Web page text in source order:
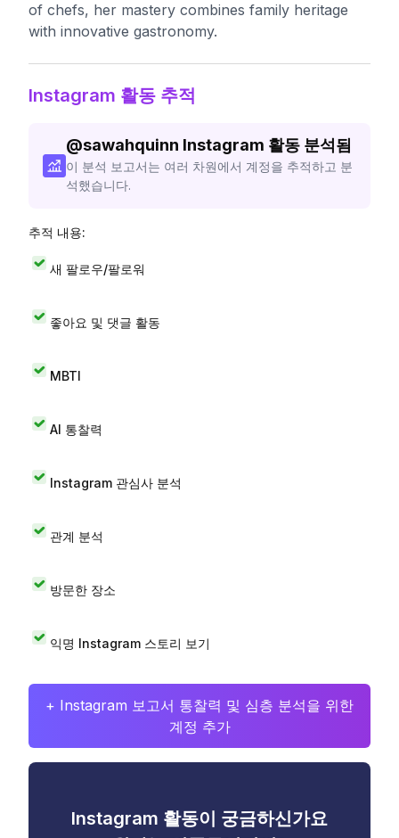
of chefs, her mastery combines family heritage
with innovative gastronomy.
Instagram 활동 추적
@sawahquinn Instagram 활동 분석됨
이 분석 보고서는 여러 차원에서 계정을 추적하고 분
석했습니다.
추적 내용:
새 팔로우/팔로워
좋아요 및 댓글 활동
MBTI
AI 통찰력
Instagram 관심사 분석
관계 분석
방문한 장소
익명 Instagram 스토리 보기
+ Instagram 보고서 통찰력 및 심층 분석을 위한
계정 추가
Instagram 활동이 궁금하신가요